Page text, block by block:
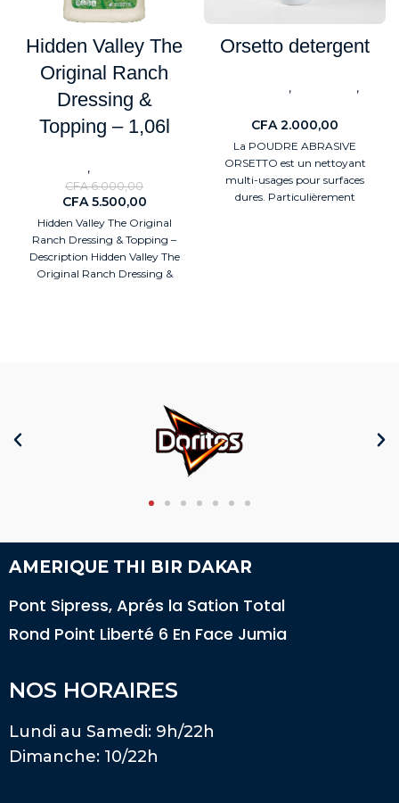
Hidden Valley The
Original Ranch
Dressing &
Topping – 1,06l
,
CFA6.000,00
CFA5.500,00
Hidden Valley The Original
Ranch Dressing & Topping –
Description Hidden Valley The
Original Ranch Dressing &
Orsetto detergent
, ,
CFA2.000,00
La POUDRE ABRASIVE
ORSETTO est un nettoyant
multi-usages pour surfaces
dures. Particulièrement
AMERIQUE THI BIR DAKAR
Pont Sipress, Aprés la Sation Total
Rond Point Liberté 6 En Face Jumia
NOS HORAIRES
Lundi au Samedi: 9h/22h
Dimanche: 10/22h